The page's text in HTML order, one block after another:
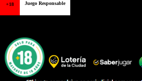
+18 Juego Responsable